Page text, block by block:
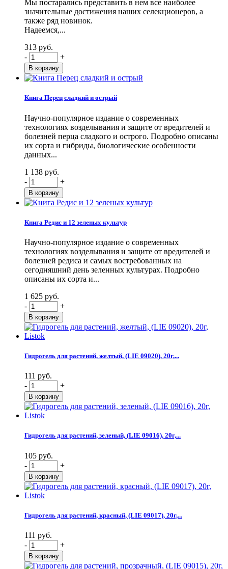
Мы постарались представить в нем все наиболее
значительные достижения наших селекционеров, а
также ряд новинок.
Надеемся,...
313 руб.
-
+
Книга Перец сладкий и острый
Научно-популярное издание о современных
технологиях возделывания и защите от вредителей и
болезней перца сладкого и острого. Подробно описаны
их сорта и гибриды, биологические особенности
данных...
1 138 руб.
-
+
Книга Редис и 12 зеленых культур
Научно-популярное издание о современных
технологиях возделывания и защите от вредителей и
болезней редиса и самых востребованных на
сегодняшний день зеленных культурах. Подробно
описаны их сорта и...
1 625 руб.
-
+
Гидрогель для растений, желтый, (LIE 09020), 20г,...
111 руб.
-
+
Гидрогель для растений, зеленый, (LIE 09016), 20г,...
105 руб.
-
+
Гидрогель для растений, красный, (LIE 09017), 20г,...
111 руб.
-
+